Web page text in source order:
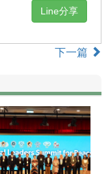
Line分享
下一篇